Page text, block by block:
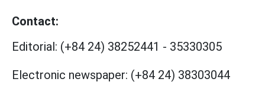
Contact:
Editorial: (+84 24) 38252441 - 35330305
Electronic newspaper: (+84 24) 38303044